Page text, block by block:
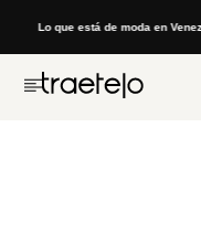
Lo que está de moda en